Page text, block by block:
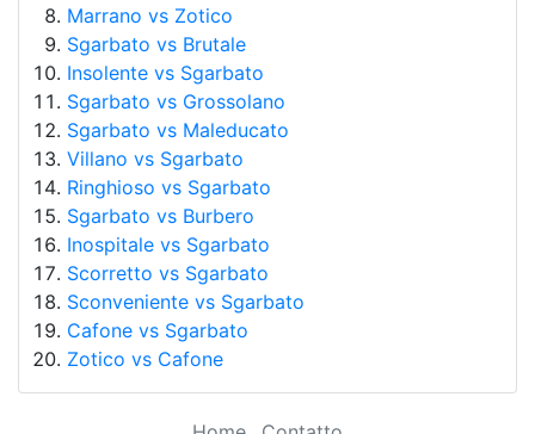
Marrano vs Zotico
Sgarbato vs Brutale
Insolente vs Sgarbato
Sgarbato vs Grossolano
Sgarbato vs Maleducato
Villano vs Sgarbato
Ringhioso vs Sgarbato
Sgarbato vs Burbero
Inospitale vs Sgarbato
Scorretto vs Sgarbato
Sconveniente vs Sgarbato
Cafone vs Sgarbato
Zotico vs Cafone